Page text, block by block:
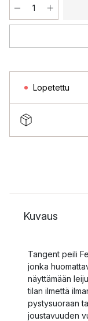
Lopetettu
Kuvaus
Tangent peili
jonka
näyttämään
tilan ilmettä
pystysuoraan
joustavuuden